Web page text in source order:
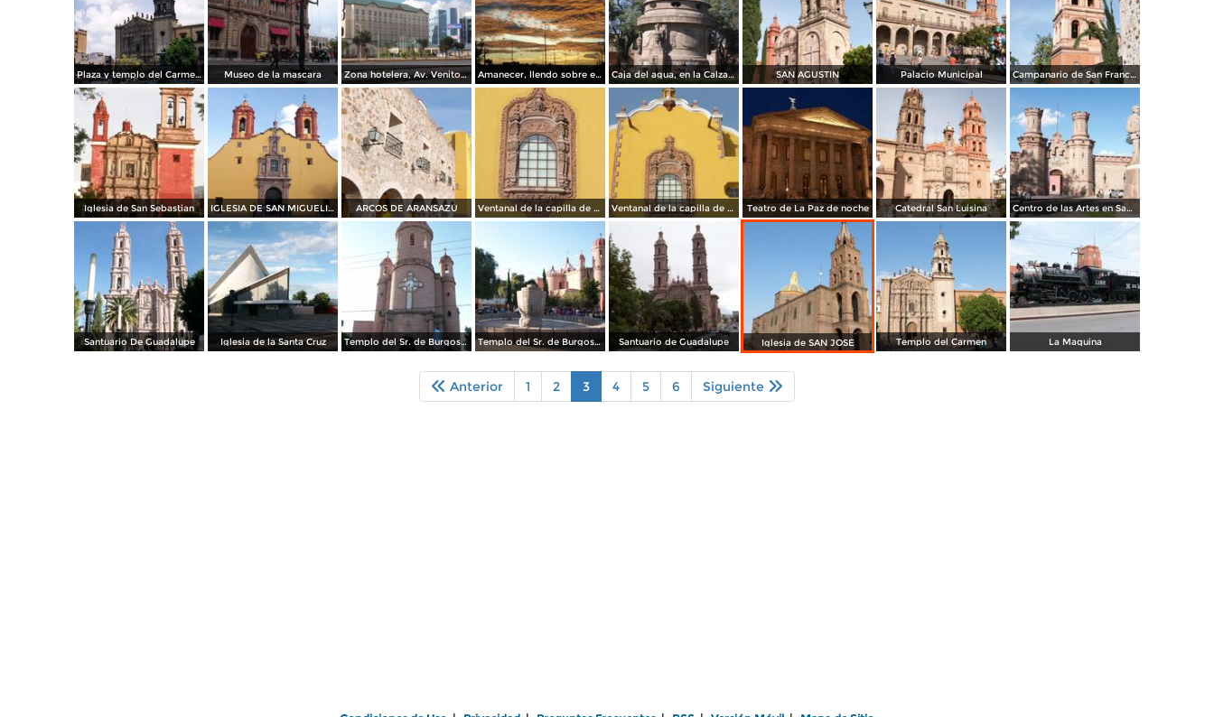
Plaza y templo del Carmen de estilo barroco. San Luis Potosí, SLP Museo de la mascara Zona hotelera, Av. Venito Juares Amanecer, llendo sobre el boulevard Españita Caja del agua, en la Calzada de Guadalupe SAN AGUSTIN Palacio Municipal Campanario de San Francisco
Iglesia de San Sebastian IGLESIA DE SAN MIGUELITO ARCOS DE ARANSAZÚ Ventanal de la capilla de Aransazú Ventanal de la capilla de Aransazú Teatro de La Paz de noche Catedral San Luisina Centro de las Artes en San Luis Potosí
Santuario De Guadalupe Iglesia de la Santa Cruz Templo del Sr. de Burgos del Saucito Templo del Sr. de Burgos del Saucito Santuario de Guadalupe Iglesia de SAN JOSÉ Templo del Carmen La Maquina
Anterior 1 2 3 4 5 6 Siguiente